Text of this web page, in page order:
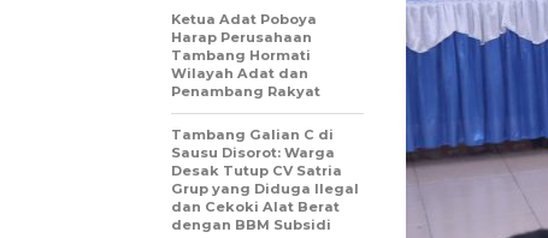
Ketua Adat Poboya
Harap Perusahaan
Tambang Hormati
Wilayah Adat dan
Penambang Rakyat
Tambang Galian C di
Sausu Disorot: Warga
Desak Tutup CV Satria
Grup yang Diduga Ilegal
dan Cekoki Alat Berat
dengan BBM Subsidi